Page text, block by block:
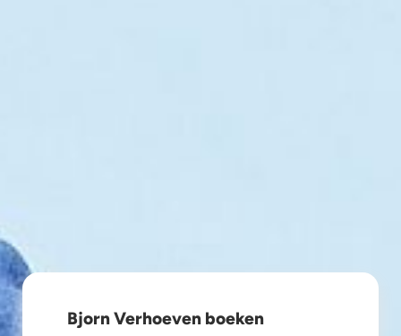
Bjorn Verhoeven boeken